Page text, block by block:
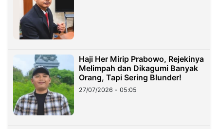
Haji Her Mirip Prabowo, Rejekinya
Melimpah dan Dikagumi Banyak
Orang, Tapi Sering Blunder!
27/07/2026 - 05:05